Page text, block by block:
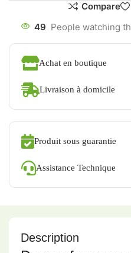
Compare
49 People watching
Achat en boutique
Livraison à domicile
Produit sous guarantie
Assistance Technique
Description